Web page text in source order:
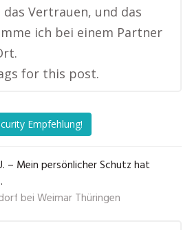
das Vertrauen, und das
ich bei einem Partner
for this post.
Empfehlung!
– Mein persönlicher Schutz hat
bei Weimar Thüringen